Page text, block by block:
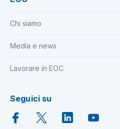
Chi siamo
Media e news
Lavorare in EOC
Seguici su